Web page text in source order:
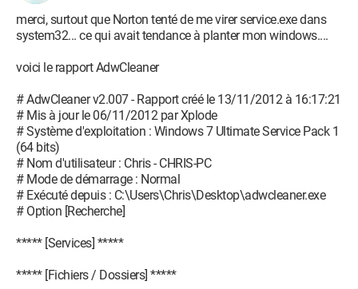
C:\PROGRA~2\SPYBOT~1\SDHelper.dll
O2 - BHO: Java(tm) Plug-In SSV Helper - {761497BB-D6F0-
462C-B6EB-D4DAF1D92D43} - C:\Program Files
O2 - BHO: Lexmark - {D2C5E510-BE6D-42CC-9F61-
Web\bho.dll
O2 - BHO: Java(tm) Plug-In 2 SSV Helper - {DBC80044-A445-
435b-BC74-9C25C1C588A9} - C:\Program Files
(x86)\Java\jre6\bin\jp2ssv.dll
O3 - Toolbar: (no name) - {10EDB994-47F8-43F7-AE96-
F2EA63E9F90F} - (no file)
O4 - HKLM\..\Run: [SwitchBoard] C:\Program Files
(x86)\Common Files\Adobe\SwitchBoard\SwitchBoard.exe
(x86)\Common Files\Adobe\ARM\1.0\AdobeARM.exe"
Sidebar\sidebar.exe /autoRun
merci, surtout que Norton tenté de me virer service.exe dans
system32... ce qui avait tendance à planter mon windows....
voici le rapport AdwCleaner
# AdwCleaner v2.007 - Rapport créé le 13/11/2012 à 16:17:21
# Mis à jour le 06/11/2012 par Xplode
# Système d'exploitation : Windows 7 Ultimate Service Pack 1
(64 bits)
# Nom d'utilisateur : Chris - CHRIS-PC
# Mode de démarrage : Normal
# Exécuté depuis : C:\Users\Chris\Desktop\adwcleaner.exe
# Option [Recherche]
***** [Services] *****
***** [Fichiers / Dossiers] *****